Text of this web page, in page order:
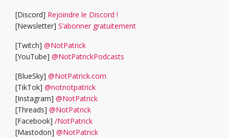
[Discord] Rejoindre le Discord !
[Newsletter] S’abonner gratuitement
[Twitch] @NotPatrick
[YouTube] @NotPatrickPodcasts
[BlueSky] @NotPatrick.com
[TikTok] @notnotpatrick
[Instagram] @NotPatrick
[Threads] @NotPatrick
[Facebook] /NotPatrick
[Mastodon] @NotPatrick